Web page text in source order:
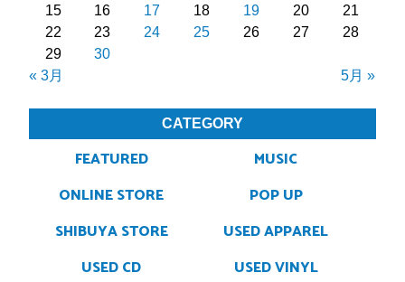
« 3月 5月 »
15
16 17 18 19 20
21
22
23 24 25 26 27
28
29
30
CATEGORY
FEATURED
MUSIC
ONLINE STORE
POP UP
SHIBUYA STORE
USED APPAREL
USED CD
USED VINYL